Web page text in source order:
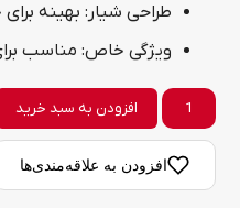
طراحی شیار: بهینه برای
ویژگی خاص: مناسب
یودریل
سایز
39
افزودن به سبد خرید
افزودن به علاقه‌مندی‌ها